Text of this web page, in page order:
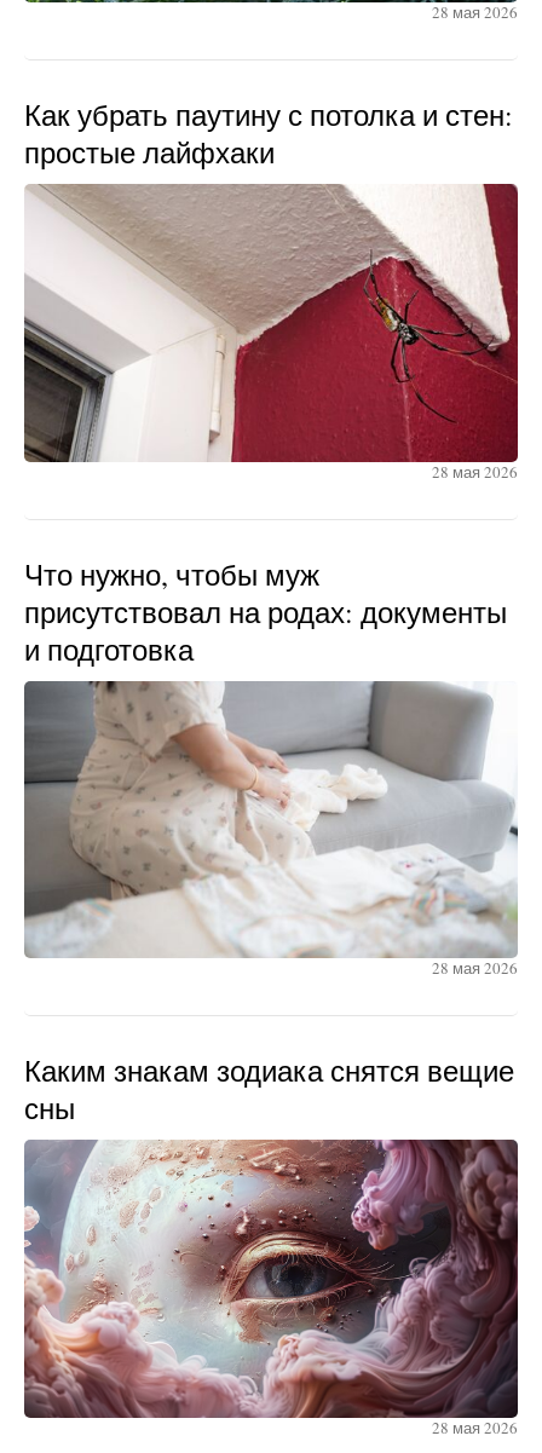
28 мая 2026
Как убрать паутину с потолка и стен:
простые лайфхаки
28 мая 2026
Что нужно, чтобы муж
присутствовал на родах: документы
и подготовка
28 мая 2026
Каким знакам зодиака снятся вещие
сны
28 мая 2026